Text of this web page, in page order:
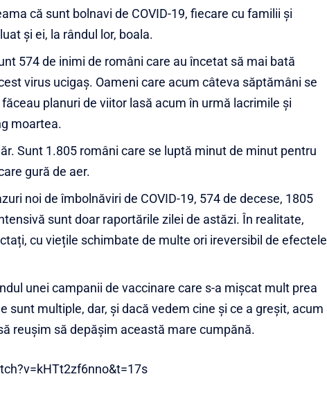
că sunt bolnavi de COVID-19, fiecare cu familii și
și ei, la rândul lor, boala.
574 de inimi de români care au încetat să mai bată
virus ucigaș. Oameni care acum câteva săptămâni se
planuri de viitor lasă acum în urmă lacrimile și
moartea.
Sunt 1.805 români care se luptă minut de minut pentru
gură de aer.
noi de îmbolnăviri de COVID-19, 574 de decese, 1805
sunt doar raportările zilei de astăzi. În realitate,
cu viețile schimbate de multe ori ireversibil de efectele
unei campanii de vaccinare care s-a mișcat mult prea
sunt multiple, dar, și dacă vedem cine și ce a greșit, acum
reușim să depășim această mare cumpănă.